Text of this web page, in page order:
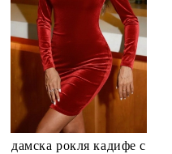
дамска рокля кадифе с